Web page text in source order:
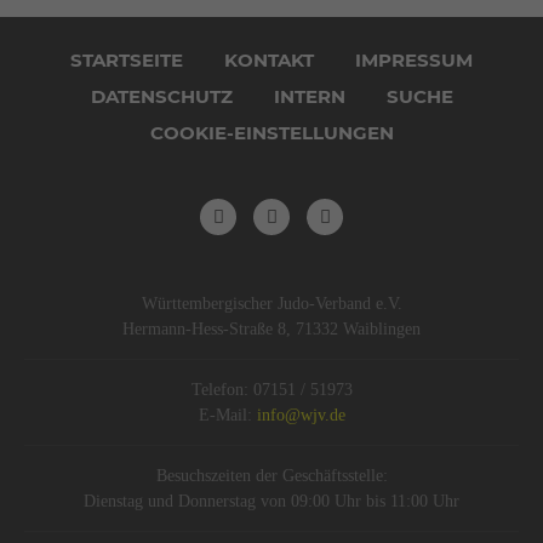
überspringenSTARTSEITE KONTAKT
IMPRESSUM
DATENSCHUTZ
INTERN
SUCHE
COOKIE-EINSTELLUNGEN
Württembergischer Judo-Verband e.V.
Hermann-Hess-Straße 8, 71332 Waiblingen
Telefon: 07151 / 51973
E-Mail: info@wjv.de
Besuchszeiten der Geschäftsstelle:
Dienstag und Donnerstag von 09:00 Uhr bis 11:00 Uhr